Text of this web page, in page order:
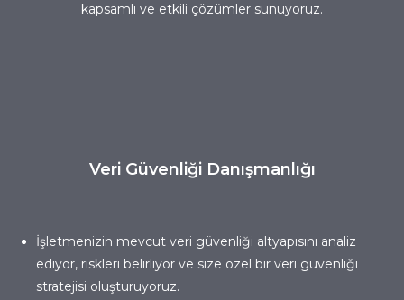
kapsamlı ve etkili çözümler sunuyoruz.
Veri Güvenliği Danışmanlığı
İşletmenizin mevcut veri güvenliği altyapısını analiz
ediyor, riskleri belirliyor ve size özel bir veri güvenliği
stratejisi oluşturuyoruz.